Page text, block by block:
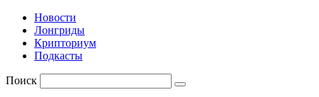
Новости
Лонгриды
Крипториум
Подкасты
Поиск